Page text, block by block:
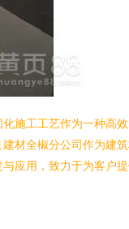
施工工艺作为一种高
材全椒分公司作为建
应用，致力于为客户